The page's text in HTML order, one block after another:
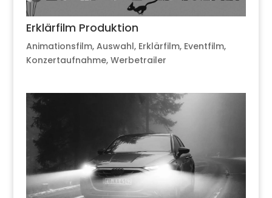
Erklärfilm Produktion
Animationsfilm, Auswahl, Erklärfilm, Eventfilm,
Konzertaufnahme, Werbetrailer